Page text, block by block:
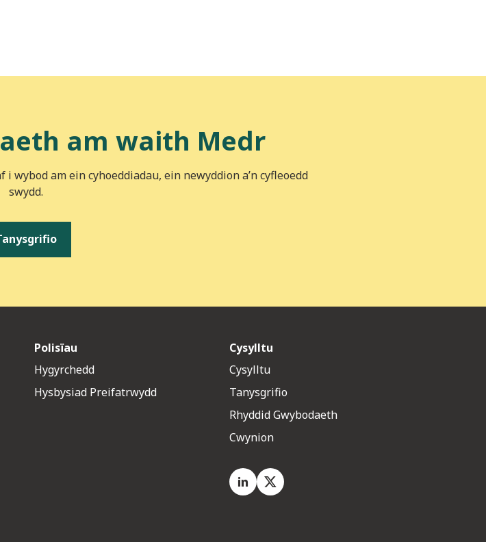
am waith Medr
wybod am ein cyhoeddiadau, ein newyddion a’n cyfleoedd
swydd.
Polisïau
Hygyrchedd
Hysbysiad Preifatrwydd
Cysylltu
Cysylltu
Tanysgrifio
Rhyddid Gwybodaeth
Cwynion
LinkedIn
X.com